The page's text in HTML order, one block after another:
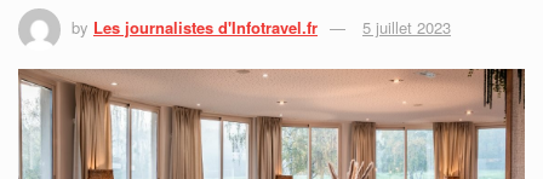
by Les journalistes d'Infotravel.fr 5 juillet 2023